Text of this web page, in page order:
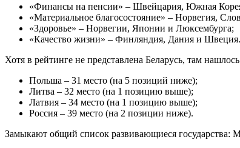
«Финансы на пенсии» – Швейцария, Южная
«Материальное благосостояние» – Норвегия,
«Здоровье» – Норвегии, Японии и Люксембурга;
«Качество жизни» – Финляндия, Дания и Швеция.
Хотя в рейтинге не представлена Беларусь, там
Польша – 31 место (на 5 позиций ниже);
Литва – 32 место (на 1 позицию выше);
Латвия – 34 место (на 1 позицию выше);
Россия – 39 место (на 2 позиции ниже).
Замыкают общий список развивающиеся государства: